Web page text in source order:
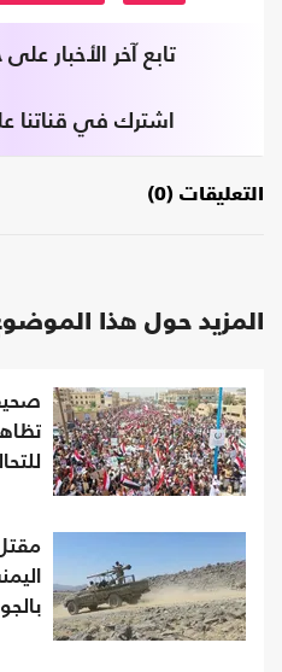
تابع آخر الأخبار
اشترك في قناتنا
التعليقات (0)
المزيد حول هذا